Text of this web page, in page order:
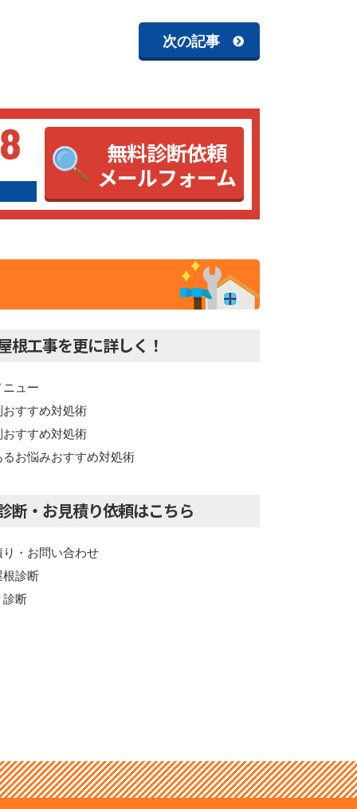
次の記事
無料診断依頼
メールフォーム
根工事を更に詳しく！
ュー
おすすめ対処術
おすすめ対処術
るお悩みおすすめ対処術
断・お見積り依頼はこちら
り・お問い合わせ
根診断
診断